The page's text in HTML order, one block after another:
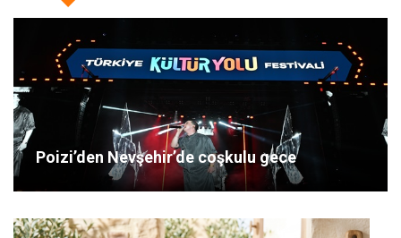
Poizi’den Nevşehir’de coşkulu gece